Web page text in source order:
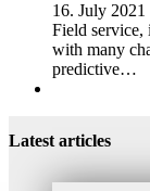
16. July 2021
Field service,
with many
predictive…
Latest articles